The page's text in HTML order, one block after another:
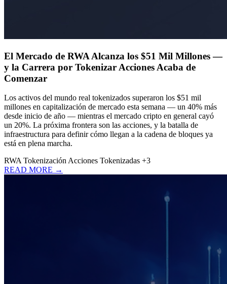
El Mercado de RWA Alcanza los $51 Mil Millones —
y la Carrera por Tokenizar Acciones Acaba de
Comenzar
Los activos del mundo real tokenizados superaron los $51 mil
millones en capitalización de mercado esta semana — un 40% más
desde inicio de año — mientras el mercado cripto en general cayó
un 20%. La próxima frontera son las acciones, y la batalla de
infraestructura para definir cómo llegan a la cadena de bloques ya
está en plena marcha.
RWATokenizaciónAcciones Tokenizadas +3
READ MORE →